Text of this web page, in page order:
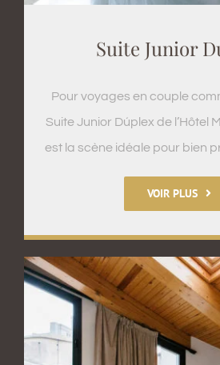
Suite Junior
Pour voyages en couple
Suite Junior Dúplex de l’Hôtel
est la scène idéale pour bien
VOIR PLUS